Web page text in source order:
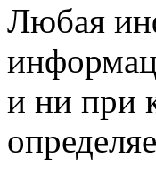
Любая
и ни при